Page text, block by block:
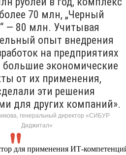
70 млн, „Черный
— 80 млн. Учитывая
опыт внедрения
на предприятиях
экономические
от их применения,
эти решения
для других компаний».
генеральный директор «СИБУР
Диджитал»